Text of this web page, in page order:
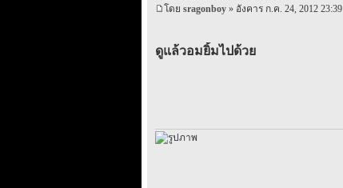
โดย sragonboy» อังคาร ก.ค. 24, 2012 23:39
ดูแล้วอมยิ้มไปด้วย